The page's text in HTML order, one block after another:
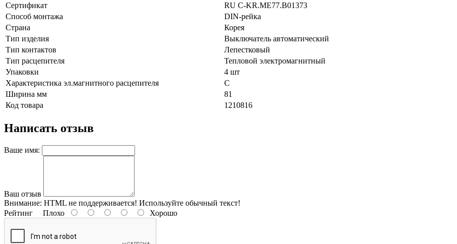
Сертификат
RU C-KR.ME77.B01373
Способ монтажа
DIN-рейка
Страна
Корея
Тип изделия
Выключатель автоматический
Тип контактов
Лепестковый
Тип расцепителя
Тепловой электромагнитный
Упаковки
4 шт
Характеристика эл.магнитного расцепителя
C
Ширина мм
81
Код товара
1210816
Написать отзыв
Ваше имя:
Ваш отзыв
Внимание: HTML не поддерживается! Используйте обычный текст!
Рейтинг Плохо Хорошо